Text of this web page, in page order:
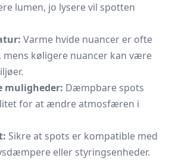
lumen, jo lysere vil spotten
Varme hvide nuancer er ofte
køligere nuancer kan være
muligheder: Dæmpbare spots
for at ændre atmosfæren i
Sikre at spots er kompatible med
eller styringsenheder.